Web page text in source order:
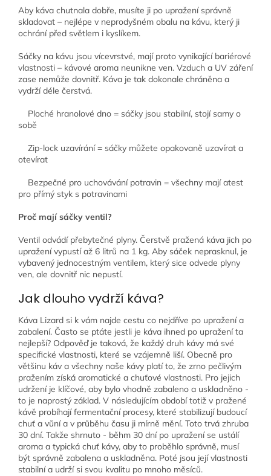
Aby káva chutnala dobře, musíte ji po upražení správně
skladovat – nejlépe v neprodyšném obalu na kávu, který ji
ochrání před světlem i kyslíkem.
Sáčky na kávu jsou vícevrstvé, mají proto vynikající bariérové
vlastnosti – kávové aroma neunikne ven. Vzduch a UV záření
zase nemůže dovnitř. Káva je tak dokonale chráněna a
vydrží déle čerstvá.
Ploché hranolové dno = sáčky jsou stabilní, stojí samy o
sobě
Zip-lock uzavírání = sáčky můžete opakovaně uzavírat a
otevírat
Bezpečné pro uchovávání potravin = všechny mají atest
pro přímý styk s potravinami
Proč mají sáčky ventil?
Ventil odvádí přebytečné plyny. Čerstvě pražená káva jich po
upražení vypustí až 6 litrů na 1 kg. Aby sáček neprasknul, je
vybavený jednocestným ventilem, který sice odvede plyny
ven, ale dovnitř nic nepustí.
Jak dlouho vydrží káva?
Káva Lizard si k vám najde cestu co nejdříve po upražení a
zabalení. Často se ptáte jestli je káva ihned po upražení ta
nejlepší? Odpověď je taková, že každý druh kávy má své
specifické vlastnosti, které se vzájemně liší. Obecně pro
většinu káv a všechny naše kávy platí to, že zrno pečlivým
pražením získá aromatické a chuťové vlastnosti. Pro jejich
udržení je klíčové, aby bylo vhodně zabaleno a uskladněno -
to je naprostý základ. V následujícím období totiž v pražené
kávě probíhají fermentační procesy, které stabilizují budoucí
chuť a vůní a v průběhu času ji mírně mění. Toto trvá zhruba
30 dní. Takže shrnuto - běhm 30 dní po upražení se ustálí
aroma a typická chuť kávy, aby to proběhlo správně, musí
být správně zabalena a uskladněna. Poté jsou její vlastnosti
stabilní a udrží si svou kvalitu po mnoho měsíců.